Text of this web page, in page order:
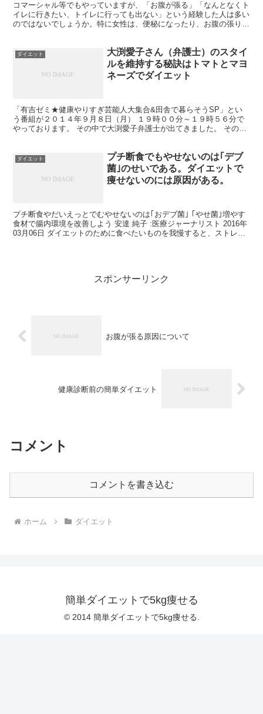
コマーシャル等でもやっていますが、「お腹が張る」「なんとなくト
イレに行きたい、トイレに行っても出ない」という経験した人は多い
のではないでしょうか。特に女性は、便秘になったり、お腹の張りを
ダイエット
大渕愛子さん（弁護士）のスタイ
ルを維持する秘訣はトマトとマヨ
ネーズでダイエット
「有吉ゼミ★健康やりすぎ芸能人大集合&田舎で暮らそうSP」とい
う番組が２０１４年９月８日（月） １９時００分～１９時５６分で
やっております。 その中で大渕愛子弁護士が出てきました。 その放
ダイエット
プチ断食でもやせないのは｢デブ
菌｣のせいである。ダイエットで
痩せないのには原因がある。
プチ断食やだいえっとでむやせないのは｢おデブ菌｣ ｢やせ菌｣増やす
食材で腸内環境を改善しよう 安達 純子 :医療ジャーナリスト 2016年
03月06日 ダイエットのために食べたいものを我慢すると、ストレス
スポンサーリンク
お腹が張る原因について
健康診断前の簡単ダイエット
コメント
コメントを書き込む
ホーム ダイエット
簡単ダイエットで5kg痩せる
© 2014 簡単ダイエットで5kg痩せる.